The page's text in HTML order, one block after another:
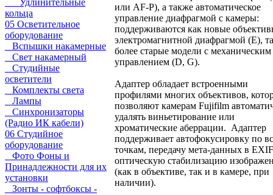
Удлинительные
кольца
05 Осветительное
оборудование
Вспышки накамерные
Свет накамерный
Студийные
осветители
Комплекты света
Лампы
Синхронизаторы
(Радио ИК кабели)
06 Студийное
оборудование
Фото Фоны и
Принадлежности для их
установки
Зонты - софтбоксы -
или AF-P), а также автоматическое
управление диафрагмой с камеры:
поддерживаются как новые
электромагнитной диафрагмой (E),
более старые модели с механическим
управлением (D, G).
Адаптер обладает встроенными
профилями многих объективов,
позволяют камерам Fujifilm
удалять виньетирование или
хроматические аберрации. Адаптер
поддерживает автофокусировку по
точкам, передачу мета-данных в
оптическую стабилизацию
(как в объективе, так и в камере, при
наличии).